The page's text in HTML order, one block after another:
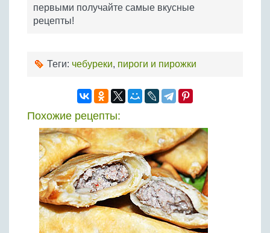
первыми получайте самые вкусные
рецепты!
Теги: чебуреки, пироги и пирожки
Похожие рецепты: